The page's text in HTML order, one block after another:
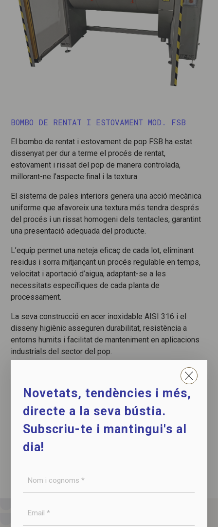
BOMBO DE RENTAT I ESTOVAMENT MOD. FSB
El bombo de rentat i estovament de pop FSB ha estat
dissenyat per dur a terme el procés de rentat,
estovament i rissat del pop de manera controlada,
millorant-ne l’aspecte final i la textura.
El sistema de pales interiors genera una acció mecànica
uniforme que afavoreix una textura més tendra després
del procés i un rissat homogeni dels tentacles, garantint
una presentació adequada del producte.
L’equip permet una neteja eficaç de cada lot, eliminant
residus i sorra mitjançant un procés regulable en temps,
velocitat i aportació d’aigua, adaptant-se a les
necessitats específiques de cada planta de
processament.
La seva construcció en acer inoxidable AISI 316 i el
disseny higiènic asseguren durabilitat, resistència a
entorns humits i facilitat de manteniment en aplicacions
industrials del sector del pop.
CONTACTAR AMB NOSALTRES
DESCARREGAR LA FITXA TÈCNICA
Novetats, tendències i més,
directe a la seva bústia.
Subscriu-te i mantingui's al
dia!